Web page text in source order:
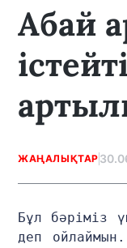
Абай
ЖАҢАЛЫҚТАР
Бұл бәріміз
деп